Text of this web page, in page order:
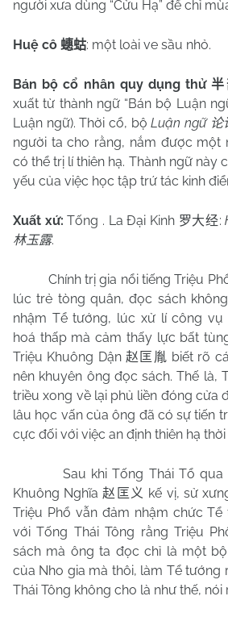
người xưa dùng “Cửu Hạ” để chỉ
Huệ cô 蟪蛄: một loài ve sầu nhỏ.
Bán bộ cổ nhân quy dụng thử
xuất từ thành ngữ “Bán bộ Luận
Luận ngữ).Thời cổ, bộLuận ngữ 论
người ta cho rằng, nắm được một
có thể trị lí thiên hạ. Thành ngữ này
yếu của việc học tập trứ tác kinh
Xuất xứ: Tống . La Đại Kinh 罗大经:
林玉露.
Chính trị gia nổi tiếng Triệu
lúc trẻ tòng quân, đọc sách
nhậm Tể tướng, lúc xử lí công vụ
hoá thấp mà cảm thấy lực bất
Triệu Khuông Dận 赵匡胤 biết rõ
nên khuyên ông đọc sách. Thế là,
triều xong về lại phủ liền đóng cửa
lâu học vấn của ông đã có sự tiến
cực đối với việc an định thiên hạ
Sau khi Tống Thái Tổ
Khuông Nghĩa赵匡义 kế vị, sử
Triệu Phổ vẫn đảm nhậm chức
với Tống Thái Tông rằng Triệu
sách mà ông ta đọc chỉ là một
của Nho gia mà thôi, làm Tể tướng
Thái Tông không cho là như thế, nói